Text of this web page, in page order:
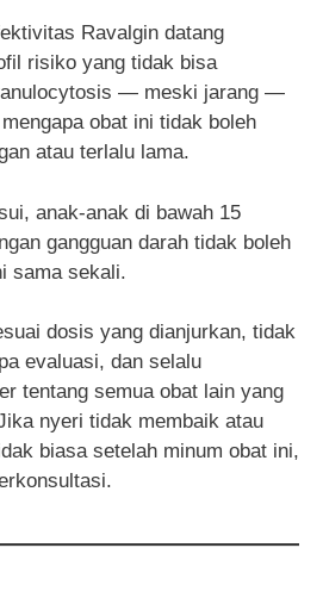
Ravalgin datang
risiko yang tidak bisa
— meski jarang —
obat ini tidak boleh
atau terlalu lama.
anak-anak di bawah 15
gangguan darah tidak boleh
sama sekali.
dosis yang dianjurkan, tidak
evaluasi, dan selalu
tentang semua obat lain yang
nyeri tidak membaik atau
biasa setelah minum obat ini,